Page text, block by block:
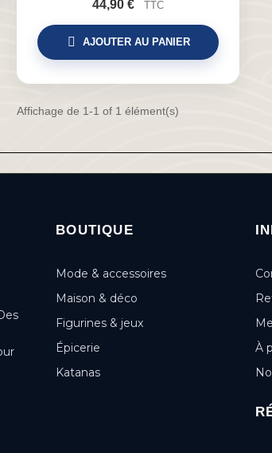
44,90 € TTC
AJOUTER AU PANIER
Affichage de 1-1 of 1 élément(s)
BOUTIQUE
Mode & accessoires
Maison & déco
Figurines & jeux
Épicerie
Katanas
À